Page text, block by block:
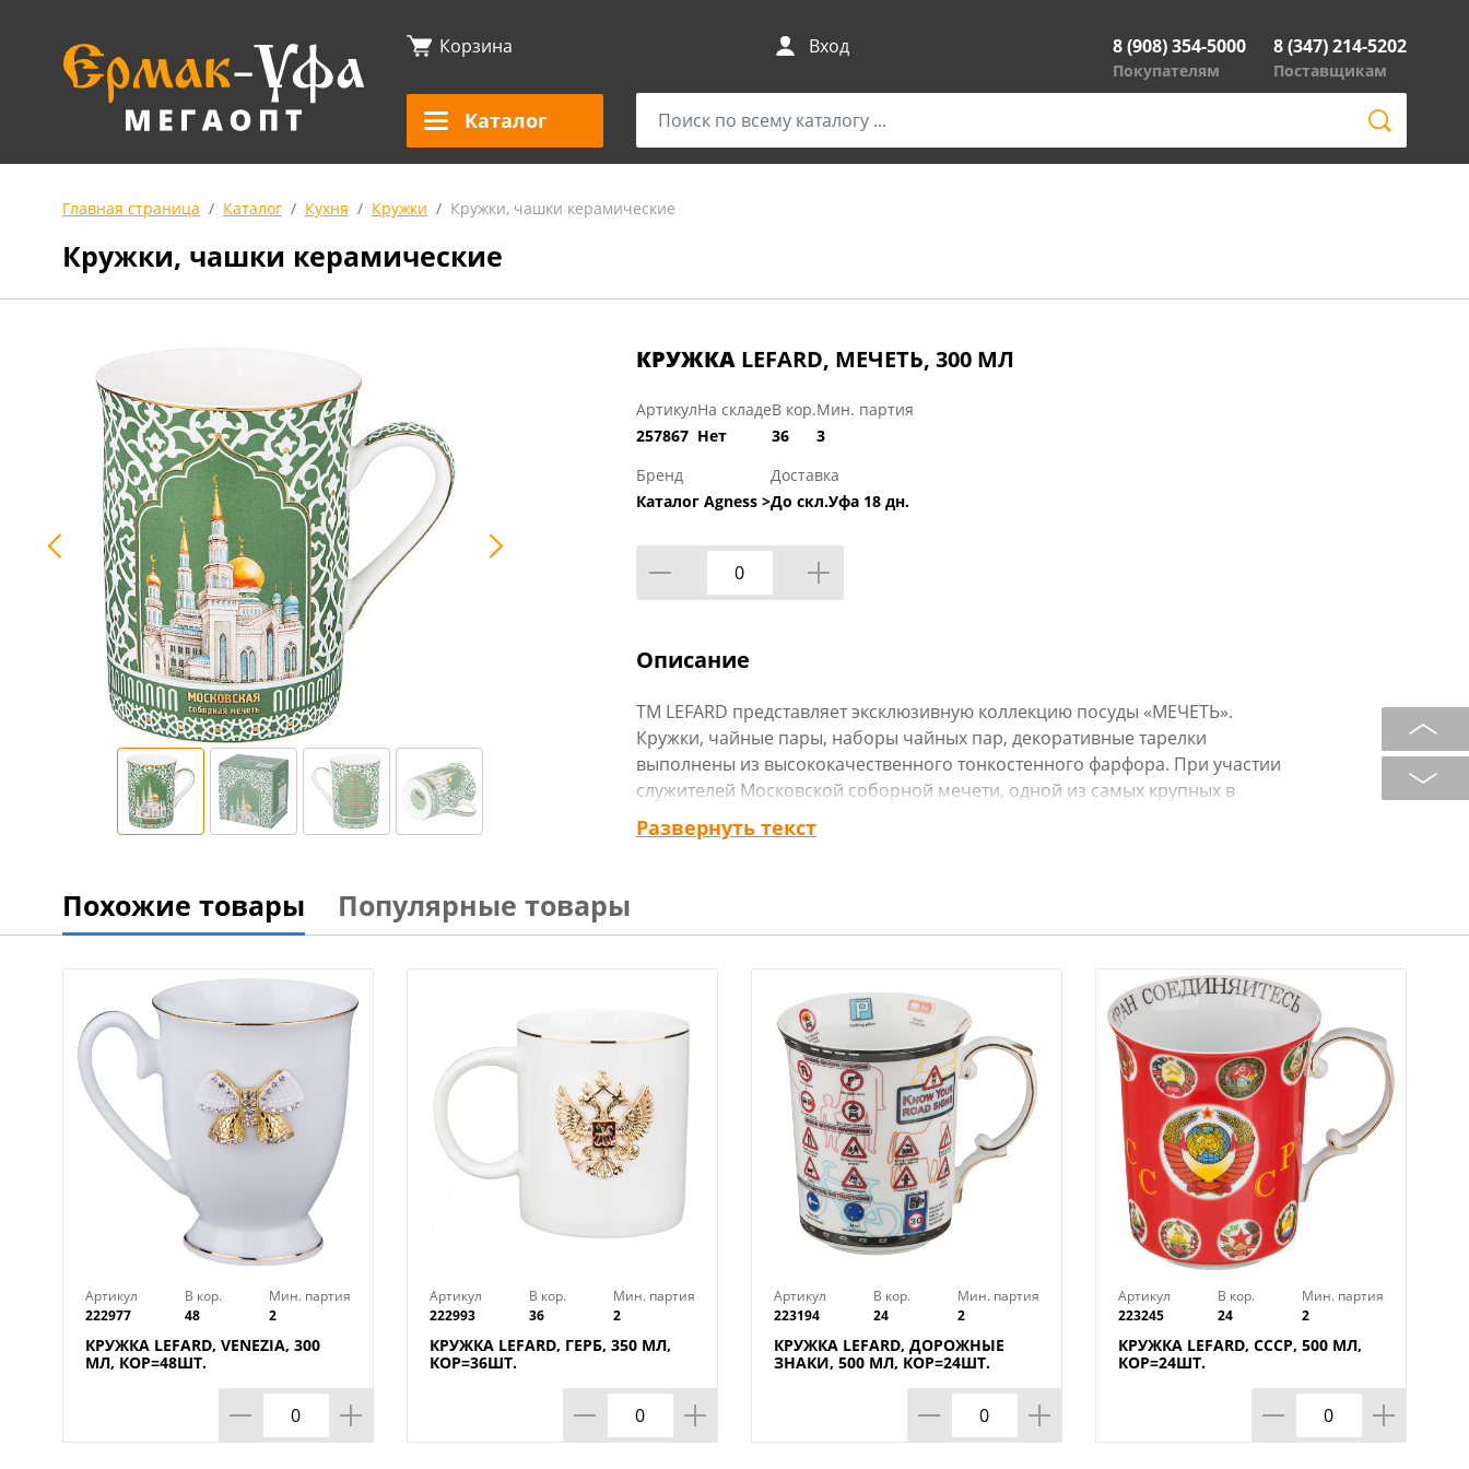
Корзина Вход 8 (908) 354-5000
Покупателям
8 (347) 214-5202
Поставщикам
Каталог
Главная страница Каталог Кухня Кружки Кружки, чашки керамические
Кружки, чашки керамические
КРУЖКА LEFARD, МЕЧЕТЬ, 300 МЛ
Артикул
257867
На складе
Нет
В кор.
36
Мин. партия
3
Бренд
Каталог Agness >
Доставка
До скл.Уфа 18 дн.
Описание
ТМ LEFARD представляет эксклюзивную коллекцию посуды «МЕЧЕТЬ».
Кружки, чайные пары, наборы чайных пар, декоративные тарелки
выполнены из высококачественного тонкостенного фарфора. При участии
служителей Московской соборной мечети, одной из самых крупных в
Европе, создана эта великолепная и торжественная коллекция. Восточный
орнамент, изображение мечети, транскрипция Сур из Корана на
бережно и с почтением. Посуду коллекции можно использовать как в
повседневной жизни, так и на торжественном приеме. Не рекомендуется
мыть в посудомоечной машине и использовать в микроволновой печи.
Развернуть текст
Похожие товары Популярные товары
Артикул
222977
В кор.
48
Мин. партия
2
КРУЖКА LEFARD, VENEZIA, 300
МЛ, КОР=48ШТ.
Артикул
222993
В кор.
36
Мин. партия
2
КРУЖКА LEFARD, ГЕРБ, 350 МЛ,
КОР=36ШТ.
Артикул
223194
В кор.
24
Мин. партия
2
КРУЖКА LEFARD, ДОРОЖНЫЕ
ЗНАКИ, 500 МЛ, КОР=24ШТ.
Артикул
223245
В кор.
24
Мин. партия
2
КРУЖКА LEFARD, СССР, 500 МЛ,
КОР=24ШТ.